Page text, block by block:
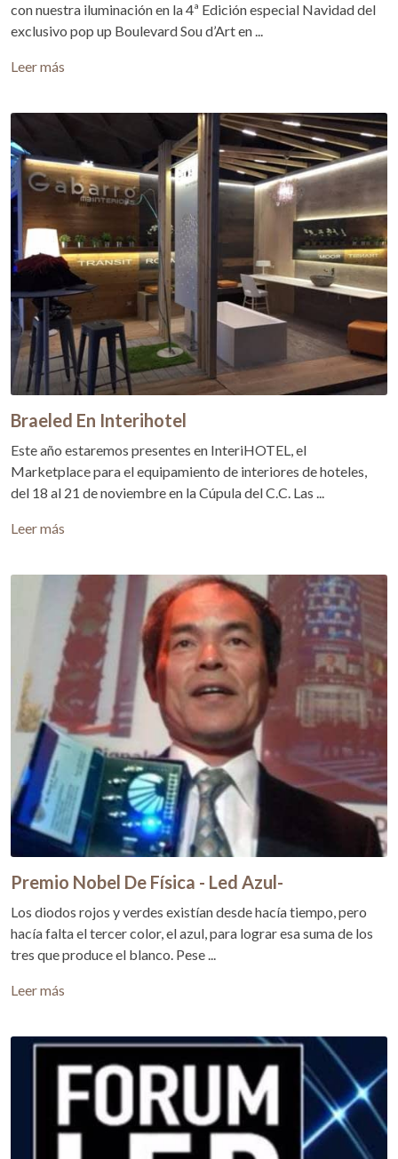
con nuestra iluminación en la 4ª Edición especial Navidad del
exclusivo pop up Boulevard Sou d’Art en ...
Leer más
Braeled En Interihotel
Este año estaremos presentes en InteriHOTEL, el
Marketplace para el equipamiento de interiores de hoteles,
del 18 al 21 de noviembre en la Cúpula del C.C. Las ...
Leer más
Premio Nobel De Física - Led Azul-
Los diodos rojos y verdes existían desde hacía tiempo, pero
hacía falta el tercer color, el azul, para lograr esa suma de los
tres que produce el blanco. Pese ...
Leer más